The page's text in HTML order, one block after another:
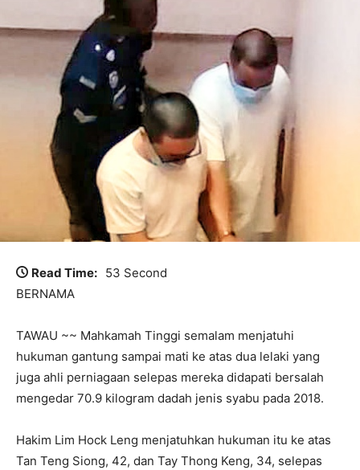
Read Time: 53 Second
BERNAMA
TAWAU ~~ Mahkamah Tinggi semalam menjatuhi
hukuman gantung sampai mati ke atas dua lelaki yang
juga ahli perniagaan selepas mereka didapati bersalah
mengedar 70.9 kilogram dadah jenis syabu pada 2018.
Hakim Lim Hock Leng menjatuhkan hukuman itu ke atas
Tan Teng Siong, 42, dan Tay Thong Keng, 34, selepas